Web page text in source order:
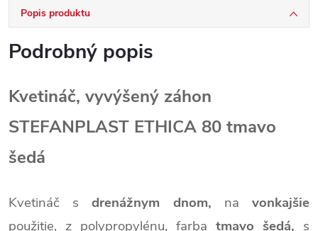
Popis produktu
Podrobný popis
Kvetináč, vyvýšený záhon
STEFANPLAST ETHICA 80 tmavo
šedá
Kvetináč sdrenážnym dnom, navonkajšie
použitie, z polypropylénu, farba tmavo šedá, s